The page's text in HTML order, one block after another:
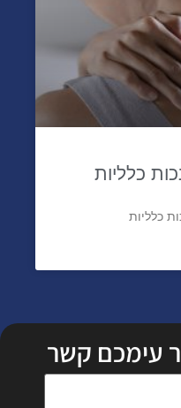
כלליות
כלליות
עימכם קשר